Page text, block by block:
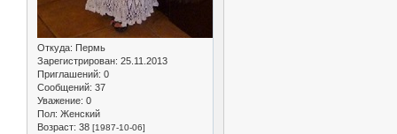
Откуда: Пермь
Зарегистрирован: 25.11.2013
Приглашений: 0
Сообщений: 37
Уважение: 0
Пол: Женский
Возраст: 38 [1987-10-06]